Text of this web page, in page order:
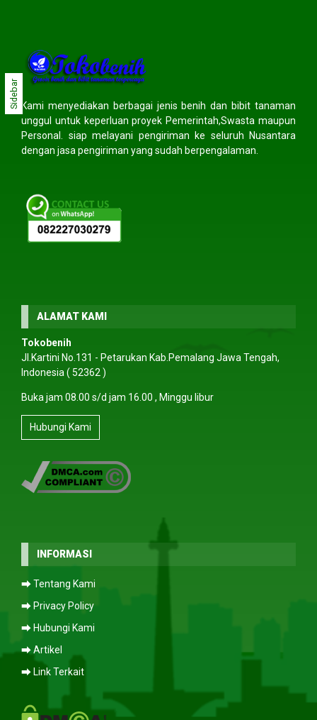
Sidebar Kami menyediakan berbagai jenis benih dan bibit tanaman
unggul untuk keperluan proyek Pemerintah,Swasta maupun
Personal. siap melayani pengiriman ke seluruh Nusantara
dengan jasa pengiriman yang sudah berpengalaman.
ALAMAT KAMI
Tokobenih
Jl.Kartini No.131 - Petarukan Kab.Pemalang Jawa Tengah,
Indonesia ( 52362 )
Buka jam 08.00 s/d jam 16.00 , Minggu libur
Hubungi Kami
INFORMASI
⮕ Tentang Kami
⮕ Privacy Policy
⮕ Hubungi Kami
⮕ Artikel
⮕ Link Terkait